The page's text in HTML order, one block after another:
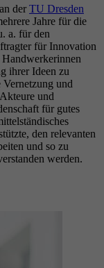
der TU Dresden
Jahre für die
a. für den
für Innovation
ihrer Ideen zu
und
und
für gutes
den relevanten
und so zu
werden.